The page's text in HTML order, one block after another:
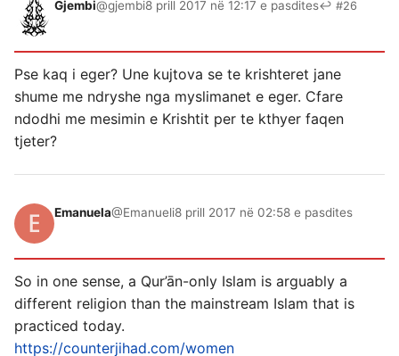
Gjembi@gjembi8 prill 2017 në 12:17 e pasdites↩ #26
Pse kaq i eger? Une kujtova se te krishteret jane
shume me ndryshe nga myslimanet e eger. Cfare
ndodhi me mesimin e Krishtit per te kthyer faqen
tjeter?
Emanuela@Emanueli8 prill 2017 në 02:58 e pasdites
So in one sense, a Qur’ān-only Islam is arguably a
different religion than the mainstream Islam that is
practiced today.
https://counterjihad.com/women